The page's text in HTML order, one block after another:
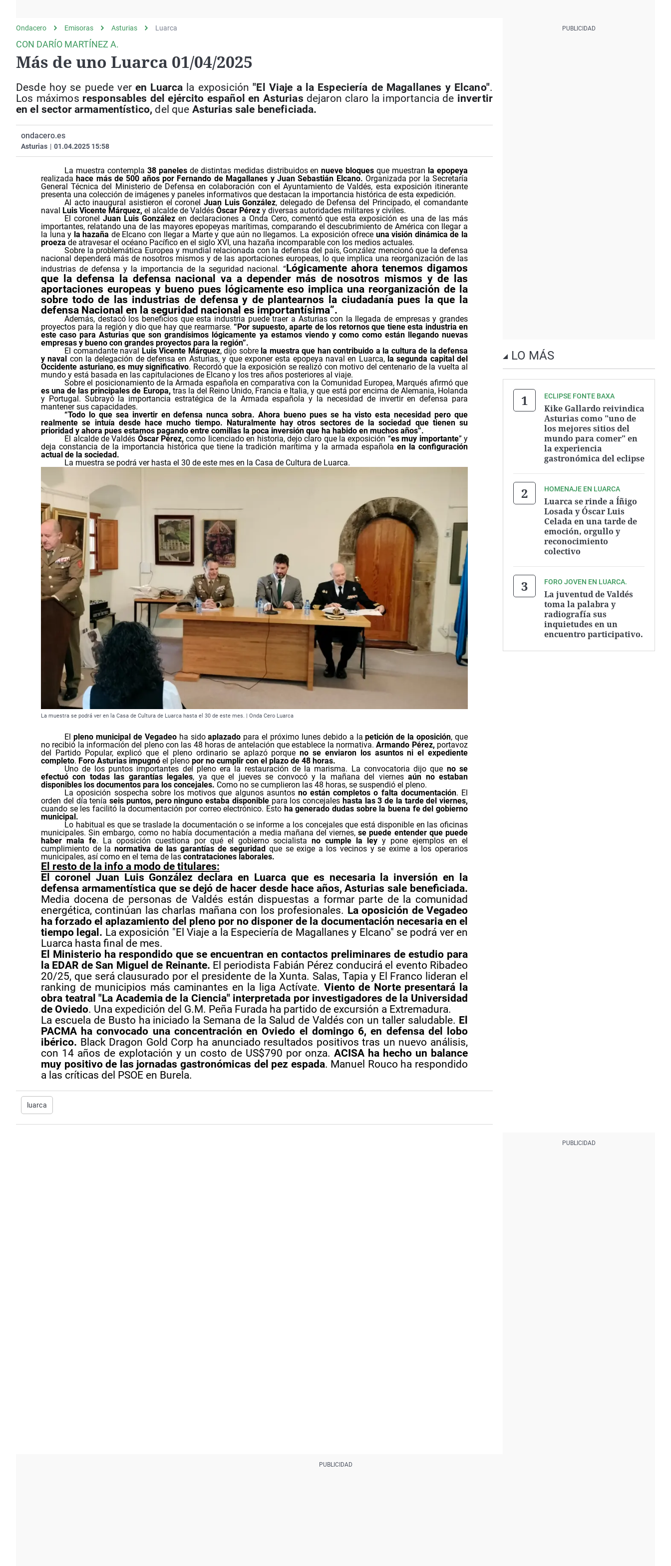
Como el perro y el
gato
Operación Viuda
Negra
Navarra
Ondacero Emisoras Asturias Luarca
CON DARÍO MARTÍNEZ A.
Más de uno Luarca 01/04/2025
Desde hoy se puede ver en Luarca la exposición"El Viaje a la Especiería de Magallanes y Elcano".
Los máximos responsables del ejército español en Asturias dejaron claro la importancia de invertir
en el sector armamentístico, del que Asturias sale beneficiada.
ondacero.es
Asturias | 01.04.2025 15:58
La muestra contempla 38 panelesde distintas medidas distribuidos ennueve bloques que muestran la epopeya
realizadahace más de 500 años por Fernando de Magallanes y Juan Sebastián Elcano. Organizada por la Secretaría
General Técnica del Ministerio de Defensa en colaboración con el Ayuntamiento de Valdés, esta exposición itinerante
presenta una colección de imágenes y paneles informativos que destacan la importancia histórica de esta expedición.
Al acto inaugural asistieron el coronelJuan Luis González, delegado de Defensa del Principado, el comandante
naval Luis Vicente Márquez, el alcalde de Valdés Óscar Pérez y diversas autoridades militares y civiles.
El coronelJuan Luis Gonzálezen declaraciones a Onda Cero, comentó que esta exposición es una de las más
importantes, relatando una de las mayores epopeyas marítimas, comparando el descubrimiento de América con llegar a
la luna y la hazaña de Elcano con llegar a Marte y que aún no llegamos. La exposición ofrece una visión dinámica de la
proeza de atravesar el océano Pacífico en el siglo XVI, una hazaña incomparable con los medios actuales.
Sobre la problemática Europea y mundial relacionada con la defensa del país, González mencionó que la defensa
nacional dependerá más de nosotros mismos y de las aportaciones europeas, lo que implica una reorganización de las
industrias de defensa y la importancia de la seguridad nacional. “Lógicamente ahora tenemos digamos
que la defensa la defensa nacional va a depender más de nosotros mismos y de las
aportaciones europeas y bueno pues lógicamente eso implica una reorganización de la
sobre todo de las industrias de defensa y de plantearnos la ciudadanía pues la que la
defensa Nacional en la seguridad nacional es importantísima”.
Además, destacó los beneficios que esta industria puede traer a Asturias con la llegada de empresas y grandes
proyectos para la región y dio que hay que rearmarse. “Por supuesto, aparte de los retornos que tiene esta industria en
este caso para Asturias que son grandísimos lógicamente ya estamos viendo y como como están llegando nuevas
empresas y bueno con grandes proyectos para la región”.
El comandante naval Luis Vicente Márquez,dijo sobre la muestra que han contribuido a la cultura de la defensa
y naval con la delegación de defensa en Asturias, y que exponer esta epopeya naval en Luarca, la segunda capital del
Occidente asturiano,es muy significativo. Recordó que la exposición se realizó con motivo del centenario de la vuelta al
mundo y está basada en las capitulaciones de Elcano y los tres años posteriores al viaje.
Sobre el posicionamiento de la Armada española en comparativa con la Comunidad Europea, Marqués afirmó que
es una de las principales de Europa, tras la del Reino Unido, Francia e Italia, y que está por encima de Alemania, Holanda
y Portugal. Subrayó la importancia estratégica de la Armada española y la necesidad de invertir en defensa para
mantener sus capacidades.
“Todo lo que sea invertir en defensa nunca sobra. Ahora bueno pues se ha visto esta necesidad pero que
realmente se intuía desde hace mucho tiempo. Naturalmente hay otros sectores de la sociedad que tienen su
prioridad y ahora pues estamos pagando entre comillas la poca inversión que ha habido en muchos años”.
El alcalde de Valdés Óscar Pérez,como licenciado en historia, dejo claro que la exposición “es muy importante” y
deja constancia de la importancia histórica que tiene la tradición marítima y la armada españolaen la configuración
actual de la sociedad.
La muestra se podrá ver hasta el 30 de este mes en la Casa de Cultura de Luarca.
La muestra se podrá ver en la Casa de Cultura de Luarca hasta el 30 de este mes. | Onda Cero Luarca
Elpleno municipal de Vegadeoha sidoaplazado para el próximo lunes debido a lapetición de la oposición, que
no recibió la información del pleno con las 48 horas de antelación que establece la normativa.Armando Pérez, portavoz
del Partido Popular, explicó que el pleno ordinario se aplazó porqueno se enviaron los asuntos ni el expediente
completo. Foro Asturias impugnó el pleno por no cumplir con el plazo de 48 horas.
Uno de los puntos importantes del pleno era la restauración de la marisma. La convocatoria dijo que no se
efectuó con todas las garantías legales, ya que el jueves se convocó y la mañana del viernesaún no estaban
disponibles los documentos para los concejales. Como no se cumplieron las 48 horas, se suspendió el pleno.
La oposición sospecha sobre los motivos que algunos asuntos no están completos o falta documentación. El
orden del día tenía seis puntos, pero ninguno estaba disponiblepara los concejales hasta las 3 de la tarde del viernes,
cuando se les facilitó la documentación por correo electrónico. Esto ha generado dudas sobre la buena fe del gobierno
municipal.
Lo habitual es que se traslade la documentación o se informe a los concejales que está disponible en las oficinas
municipales. Sin embargo, como no había documentación a media mañana del viernes,se puede entender que puede
haber mala fe. La oposición cuestiona por qué el gobierno socialistano cumple la ley y pone ejemplos en el
cumplimiento de la normativa de las garantías de seguridad que se exige a los vecinos y se exime a los operarios
municipales, así como en el tema de las contrataciones laborales.
El resto de la info a modo de titulares:
El coronel Juan Luis González declara en Luarca que es necesaria la inversión en la
defensa armamentística que se dejó de hacer desde hace años, Asturias sale beneficiada.
Media docena de personas de Valdés están dispuestas a formar parte de la comunidad
energética, continúan las charlas mañana con los profesionales. La oposición de Vegadeo
ha forzado el aplazamiento del pleno por no disponer de la documentación necesaria en el
tiempo legal. La exposición "El Viaje a la Especiería de Magallanes y Elcano" se podrá ver en
Luarca hasta final de mes.
El Ministerio ha respondido que se encuentran en contactos preliminares de estudio para
la EDAR de San Miguel de Reinante. El periodista Fabián Pérez conducirá el evento Ribadeo
20/25, que será clausurado por el presidente de la Xunta. Salas, Tapia y El Franco lideran el
ranking de municipios más caminantes en la liga Actívate. Viento de Norte presentará la
obra teatral "La Academia de la Ciencia" interpretada por investigadores de la Universidad
de Oviedo. Una expedición del G.M. Peña Furada ha partido de excursión a Extremadura.
La escuela de Busto ha iniciado la Semana de la Salud de Valdés con un taller saludable. El
PACMA ha convocado una concentración en Oviedo el domingo 6, en defensa del lobo
ibérico. Black Dragon Gold Corp ha anunciado resultados positivos tras un nuevo análisis,
con 14 años de explotación y un costo de US$790 por onza. ACISA ha hecho un balance
muy positivo de las jornadas gastronómicas del pez espada. Manuel Rouco ha respondido
a las críticas del PSOE en Burela.
luarca
LO MÁS
ECLIPSE FONTE BAXA
Kike Gallardo reivindica
Asturias como "uno de
los mejores sitios del
mundo para comer" en
la experiencia
gastronómica del eclipse
HOMENAJE EN LUARCA
Luarca se rinde a Íñigo
Losada y Óscar Luis
Celada en una tarde de
emoción, orgullo y
reconocimiento
colectivo
FORO JOVEN EN LUARCA.
La juventud de Valdés
toma la palabra y
radiografía sus
inquietudes en un
encuentro participativo.